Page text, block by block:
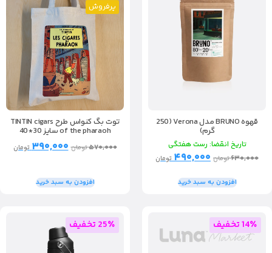
قهوه BRUNO مدل Verona (250
گرم)
تاریخ انقضا: رست هفتگی
۶۳۰,۰۰۰تومان ۴۹۰,۰۰۰تومان
افزودن به سبد خرید
پرفروش
توت بگ کنواس طرح TINTIN cigars
of the pharaoh سایز 30*40
۵۷۰,۰۰۰تومان ۳۹۰,۰۰۰تومان
افزودن به سبد خرید
14٪ تخفیف 25٪ تخفیف